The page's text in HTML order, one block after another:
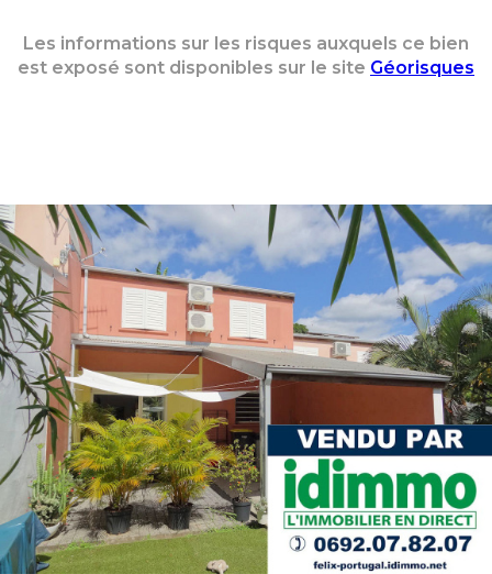
Les informations sur les risques auxquels ce bien
est exposé sont disponibles sur le site Géorisques